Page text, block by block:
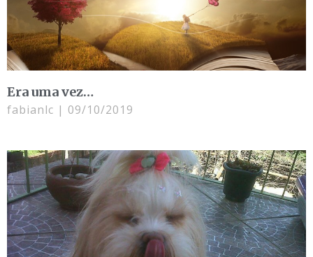
Era uma vez…
fabianlc 09/10/2019